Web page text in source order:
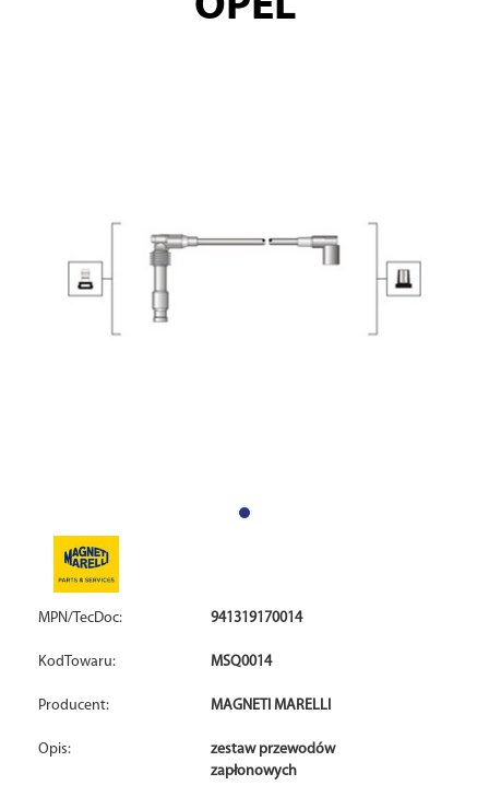
MPN/TecDoc: 941319170014
KodTowaru: MSQ0014
Producent: MAGNETI MARELLI
Opis:
zestaw przewodów
zapłonowych